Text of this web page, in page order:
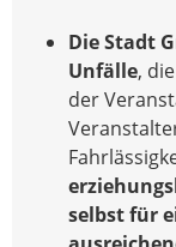
Die Stadt
Unfälle,
der
selbst für